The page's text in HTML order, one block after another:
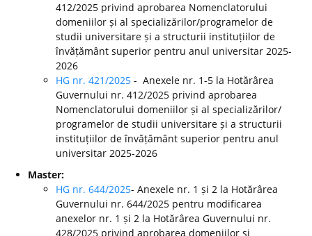
412/2025 privind aprobarea Nomenclatorului
domeniilor și al specializărilor/programelor de
studii universitare și a structurii instituțiilor de
învățământ superior pentru anul universitar 2025-
2026
HG nr. 421/2025 - Anexele nr. 1-5 la Hotărârea
Guvernului nr. 412/2025 privind aprobarea
Nomenclatorului domeniilor și al specializărilor/
programelor de studii universitare și a structurii
instituțiilor de învățământ superior pentru anul
universitar 2025-2026
Master:
HG nr. 644/2025- Anexele nr. 1 și 2 la Hotărârea
Guvernului nr. 644/2025 pentru modificarea
anexelor nr. 1 și 2 la Hotărârea Guvernului nr.
428/2025 privind aprobarea domeniilor și